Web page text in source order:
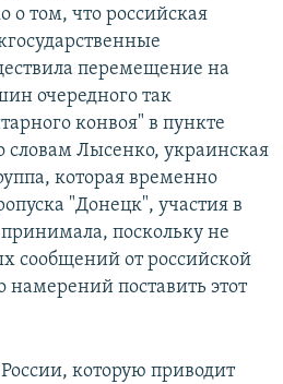
том, что российская
перемещение на
очередного так
конвоя" в пункте
словам Лысенко, украинская
которая временно
"Донецк", участия в
поскольку не
сообщений от российской
намерений поставить этот
которую приводит